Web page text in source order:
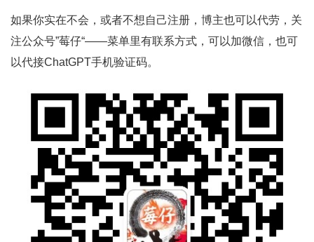
如果你实在不会，或者不想自己注册，博主也可以代劳，关
注公众号”莓仔“——菜单里有联系方式，可以加微信，也可
以代接ChatGPT手机验证码。